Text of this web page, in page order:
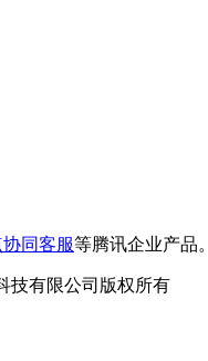
同客服等腾讯企业产品。
技有限公司版权所有